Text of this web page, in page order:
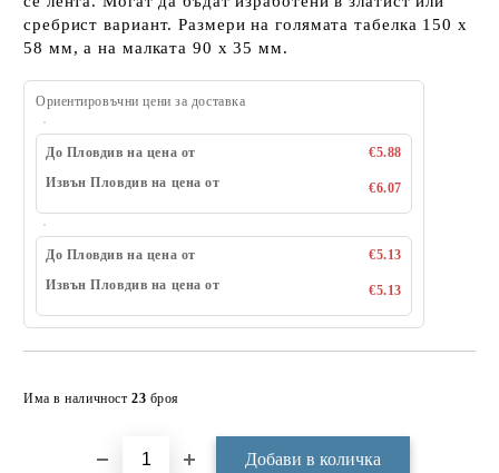
сребрист вариант. Размери на голямата табелка 150 х
58 мм, а на малката 90 х 35 мм.
Ориентировъчни цени за доставка
До Пловдив на цена от
€5.88
Извън Пловдив на цена от
€6.07
До Пловдив на цена от
€5.13
Извън Пловдив на цена от
€5.13
Има в наличност 23 броя